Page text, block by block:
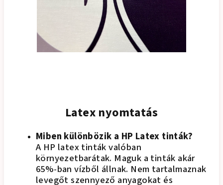
Latex nyomtatás
Miben különbözik a HP Latex tinták?
A HP latex tinták valóban
környezetbarátak. Maguk a tinták akár
65%-ban vízből állnak. Nem tartalmaznak
levegőt szennyező anyagokat és